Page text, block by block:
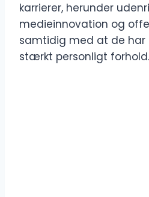
karrierer, herunder
medieinnovation og
samtidig med at de har
stærkt personligt forhold.